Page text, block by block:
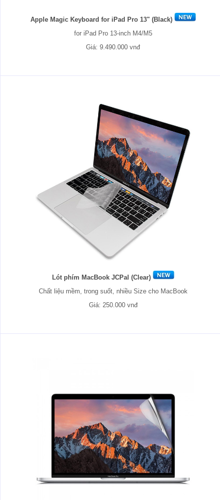
Apple Magic Keyboard for iPad Pro 13" (Black)
for iPad Pro 13-inch M4/M5
Giá: 9.490.000 vnđ
Lót phím MacBook JCPal (Clear)
Chất liệu mềm, trong suốt, nhiều Size cho MacBook
Giá: 250.000 vnđ